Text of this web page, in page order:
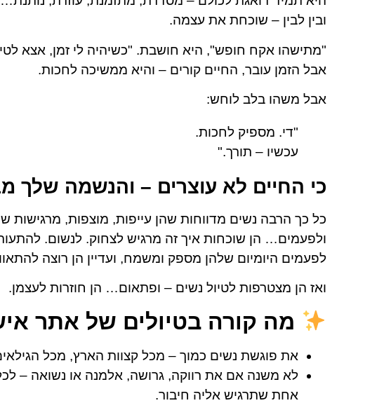
ובין לבין – שוכחת את עצמה.
"מתישהו אקח חופש", היא חושבת. "כשיהיה לי זמן, אצא
אבל הזמן עובר, החיים קורים – והיא ממשיכה לחכות.
אבל משהו בלב לוחש:
"די. מספיק לחכות.
עכשיו – תורך."
כי החיים לא עוצרים – והנשמה שלך
כל כך הרבה נשים מדווחות שהן עייפות, מוצפות, מרגישות
ולפעמים… הן שוכחות איך זה מרגיש לצחוק. לנשום.
לפעמים היומיום שלהן מספק ומשמח, ועדיין הן רוצה
ואז הן מצטרפות לטיול נשים – ופתאום… הן חוזרות לעצמן.
מה קורה בטיולים של אתר
את פוגשת נשים כמוך – מכל קצוות הארץ, מכל
לא משנה אם את רווקה, גרושה, אלמנה או נשואה –
אחת שתרגיש אליה חיבור.